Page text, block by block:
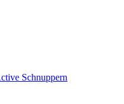
Schnuppern